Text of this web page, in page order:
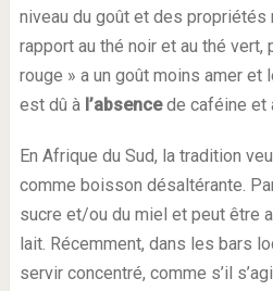
niveau du goût et des propriétés
rapport au thé noir et au thé vert,
rouge » a un goût moins amer et
est dû à l’absencede caféine et
En Afrique du Sud, la tradition
comme boisson désaltérante.
sucre et/ou du miel et peut être
lait. Récemment, dans les bars
servir concentré, comme s’il